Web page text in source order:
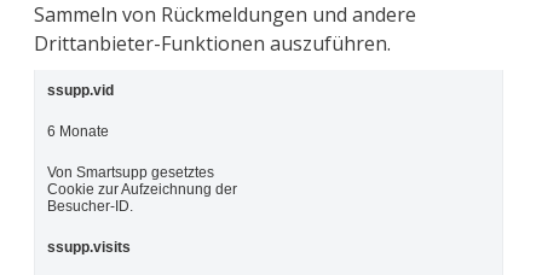
Sammeln von Rückmeldungen und andere
Drittanbieter-Funktionen auszuführen.
ssupp.vid
6 Monate
Von Smartsupp gesetztes
Cookie zur Aufzeichnung der
Besucher-ID.
ssupp.visits